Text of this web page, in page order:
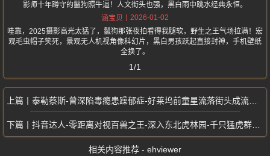
影师十年蹲守的鬣狗照牛逼！人文街头也强，黑白雨中跳水经典永恒。
涵宝贝
2026-01-02
哇靠，2025摄影高光太猛了，鬣狗那张夜拍看得我腿软，野生之王气场拉满！宏
观毛虫帽子笑死，景观无人机视角像科幻片，黑白男孩跃起直接封神，手机壁纸
全换了。
1/1
泰勒蔡斯-曾深陷毒瘾患躁郁症-好莱坞前童星流落街头成流浪汉
抖音达人-零距离对视百兽之王-深入东北虎林园-千只猛虎群吼震天
相关内容推荐 - ehviewer